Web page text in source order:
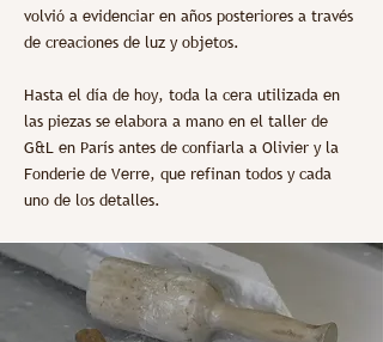
volvió a evidenciar en años posteriores a través
de creaciones de luz y objetos.
Hasta el día de hoy, toda la cera utilizada en
las piezas se elabora a mano en el taller de
G&L en París antes de confiarla a Olivier y la
Fonderie de Verre, que refinan todos y cada
uno de los detalles.